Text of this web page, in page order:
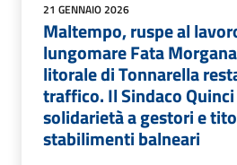
21 GENNAIO 2026
Maltempo, ruspe al
lungomare Fata
litorale di Tonnarella
traffico. Il Sindaco
solidarietà a gestori e
stabilimenti balneari